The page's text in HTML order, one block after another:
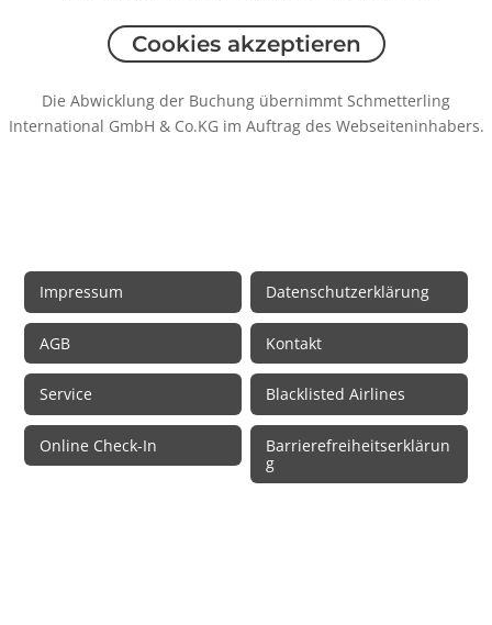
Cookies akzeptieren
Die Abwicklung der Buchung übernimmt Schmetterling
International GmbH & Co.KG im Auftrag des Webseiteninhabers.
Impressum Datenschutzerklärung
AGB Kontakt
Service Blacklisted Airlines
Online Check-In
Barrierefreiheitserklärun
g